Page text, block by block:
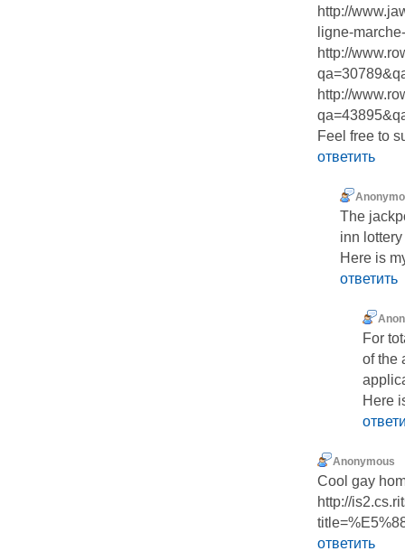
http://
ligne-
http://
http://
Feel free to
ответить
The
inn
Here is
ответить
For
of the
Here
Anonymous
Cool gay
http://
ответить